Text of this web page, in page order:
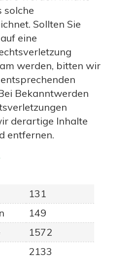
solche
Sollten Sie
eine
werden, bitten wir
Bekanntwerden
derartige Inhalte
entfernen.
131
149
1572
2133